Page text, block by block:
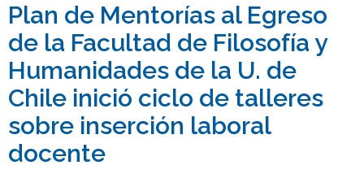
Académicas/os
Funcionarias/os
Egresadas/os
Plan de Mentorías al Egreso
de la Facultad de Filosofía y
Humanidades de la U. de
Chile inició ciclo de talleres
sobre inserción laboral
docente